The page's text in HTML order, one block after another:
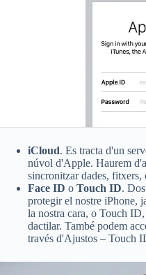
iCloud. Es tracta d'un
núvol d'Apple. Haurem
sincronitzar dades,
Face ID o Touch ID.
protegir el nostre iPhone,
la nostra cara, o Touch
dactilar. També podem
través d'Ajustos – Touch